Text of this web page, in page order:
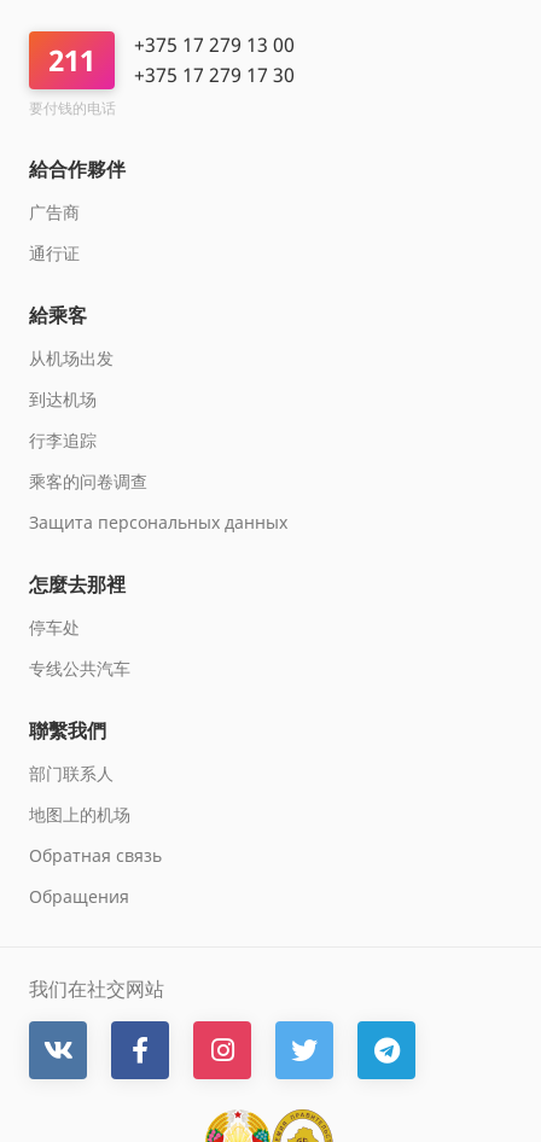
211
+375 17 279 13 00
+375 17 279 17 30
要付钱的电话
給合作夥伴
广告商
通行证
給乘客
从机场出发
到达机场
行李追踪
乘客的问卷调查
Защита персональных данных
怎麼去那裡
停车处
专线公共汽车
聯繫我們
部门联系人
地图上的机场
Обратная связь
Обращения
我们在社交网站